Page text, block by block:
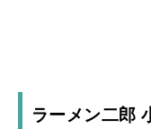
ラーメン二郎